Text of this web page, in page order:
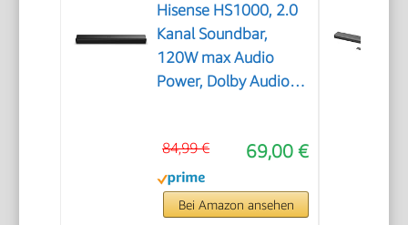
Hisense HS1000, 2.0
Kanal Soundbar,
120W max Audio
Power, Dolby Audio,
EzPlay
69,00 €
84,99 €
Bei Amazon ansehen